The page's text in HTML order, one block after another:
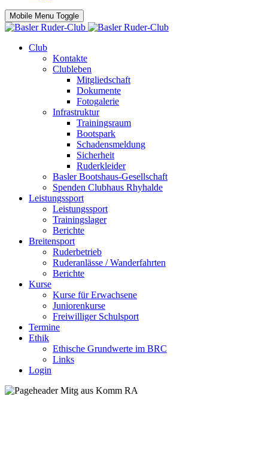
Mobile Menu Toggle
Club
Kontakte
Clubleben
Mitgliedschaft
Dokumente
Fotogalerie
Infrastruktur
Trainingsraum
Bootspark
Schadensmeldung
Sicherheit
Ruderkleider
Basler Bootshaus-Gesellschaft
Spenden Clubhaus Rhyhalde
Leistungssport
Leistungssport
Trainingslager
Berichte
Breitensport
Ruderbetrieb
Ruderanlässe / Wanderfahrten
Berichte
Kurse
Kurse für Erwachsene
Juniorenkurse
Freiwilliger Schulsport
Termine
Ethik
Ethische Grundwerte im BRC
Links
Login